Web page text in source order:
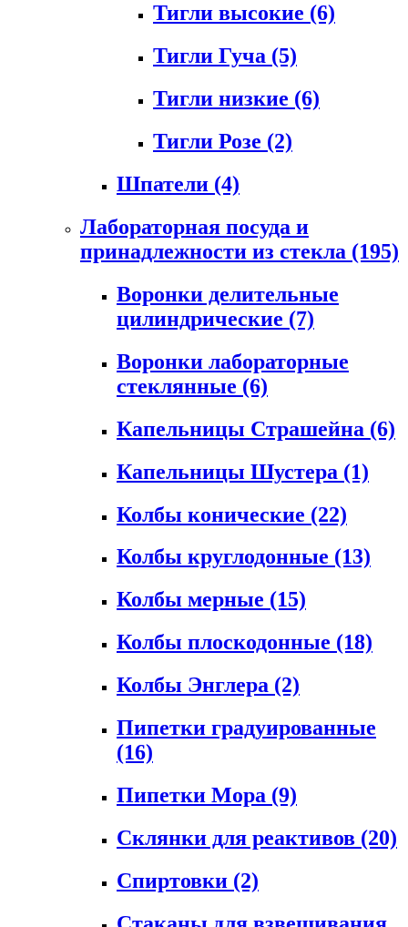
Тигли высокие (6)
Тигли Гуча (5)
Тигли низкие (6)
Тигли Розе (2)
Шпатели (4)
Лабораторная посуда и
принадлежности из стекла (195)
Воронки делительные
цилиндрические (7)
Воронки лабораторные
стеклянные (6)
Капельницы Страшейна (6)
Капельницы Шустера (1)
Колбы конические (22)
Колбы круглодонные (13)
Колбы мерные (15)
Колбы плоскодонные (18)
Колбы Энглера (2)
Пипетки градуированные
(16)
Пипетки Мора (9)
Склянки для реактивов (20)
Спиртовки (2)